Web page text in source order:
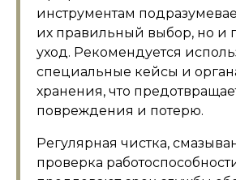
инструментам
их правильный выбор, но и
уход. Рекомендуется
специальные кейсы и
хранения, что
повреждения и потерю.
Регулярная чистка,
проверка